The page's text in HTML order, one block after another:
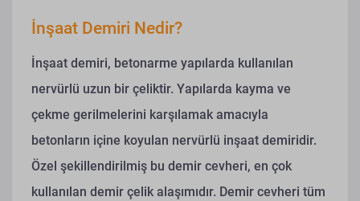
İnşaat Demiri Nedir?
İnşaat demiri, betonarme yapılarda kullanılan
nervürlü uzun bir çeliktir. Yapılarda kayma ve
çekme gerilmelerini karşılamak amacıyla
betonların içine koyulan nervürlü inşaat demiridir.
Özel şekillendirilmiş bu demir cevheri, en çok
kullanılan demir çelik alaşımıdır. Demir cevheri tüm